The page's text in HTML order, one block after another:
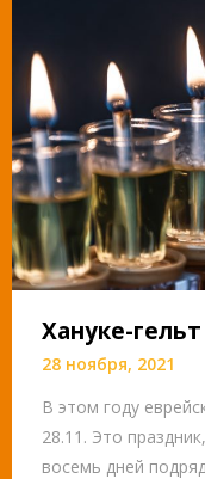
Хануке-гельт
28 ноября, 2021
В этом году
28.11. Это
восемь дней